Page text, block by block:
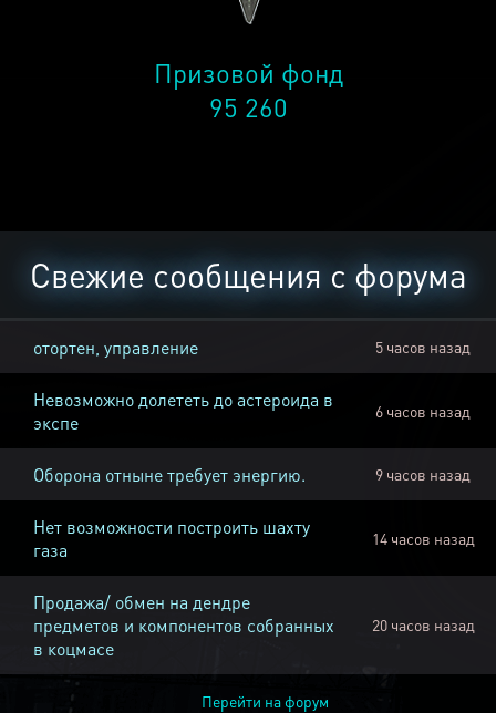
Призовой фонд
95 260
Свежие сообщения с форума
отортен, управление 5 часов назад
Невозможно долететь до астероида в
экспе
6 часов назад
Оборона отныне требует энергию. 9 часов назад
Нет возможности построить шахту
газа
14 часов назад
Продажа/ обмен на дендре
предметов и компонентов собранных
в коцмасе
20 часов назад
Перейти на форум